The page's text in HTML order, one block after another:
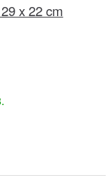
x 22 cm